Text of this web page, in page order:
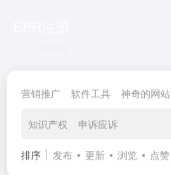
营销推广 软件工具 神奇的网站
知识产权 申诉应诉
排序 发布 更新 浏览 点赞